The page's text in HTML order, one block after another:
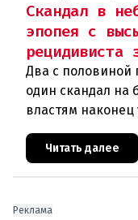
Скандал в
эпопея с
рецидивиста
Два с половиной
один скандал на
властям наконец
летнего
время успел
Читать далее
Реклама